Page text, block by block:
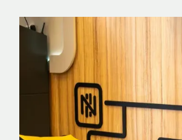
Nomad Explorer
Cartão de crédito brasileiro
em dólar